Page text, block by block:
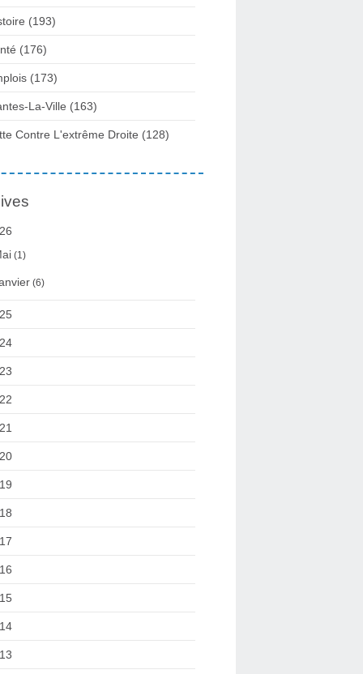
(193)
(176)
(173)
La-Ville (163)
Contre L'extrême Droite (128)
(1)
(6)